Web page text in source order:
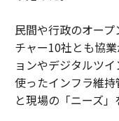
民間や行政のオー
チャー10社とも協
ョンやデジタルツ
使ったインフラ維持
と現場の「ニーズ」